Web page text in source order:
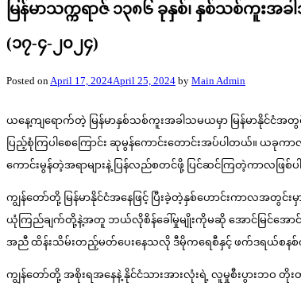
မြန်မာသက္ကရာဇ် ၁၃၈၆ ခုနှစ်၊ နှစ်သစ်ကူး
(၁၇-၄-၂၀၂၄)
Posted onApril 17, 2024April 25, 2024 by Main Admin
ယနေ့ကျရောက်တဲ့ မြန်မာနှစ်သစ်ကူးအခါသမယမှာ မြန်မာနိုင်ငံအတွ
ပြည့်စုံကြပါစေကြောင်း ဆုမွန်ကောင်းတောင်းအပ်ပါတယ်။ ယခု
ကောင်းမွန်တဲ့အရာများနဲ့ ပြန်လည်စတင်ဖို့ ပြင်ဆင်ကြတဲ့ကာလဖြစ်
ကျွန်တော်တို့ မြန်မာနိုင်ငံအနေဖြင့် ပြီးခဲ့တဲ့နှစ်ဟောင်းကာလအတွင်
ယုံကြည်ချက်တို့နဲ့အတူ ဘယ်လိုစိန်ခေါ်မှုမျိုးကိုမဆို အောင်မြင်အော
အညီ ထိန်းသိမ်းတည့်မတ်ပေးနေသလို ဒီမိုကရေစီနှင့် ဖက်ဒရယ်စနစ်
ကျွန်တော်တို့ အစိုးရအနေနဲ့ နိုင်ငံသားအားလုံးရဲ့ လူမှုစီးပွားဘဝ တိုး